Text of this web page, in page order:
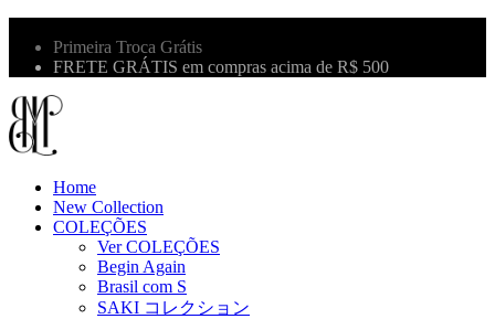
Primeira Troca Grátis
FRETE GRÁTIS em compras acima de R$ 500
Home
New Collection
COLEÇÕES
Ver COLEÇÕES
Begin Again
Brasil com S
SAKI コレクション